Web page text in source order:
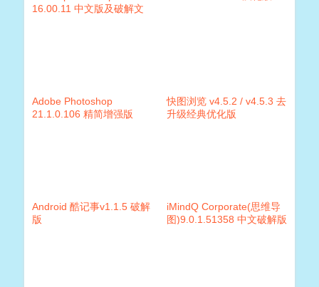
16.00.11 中文版及破解文
Adobe Photoshop
21.1.0.106 精简增强版
快图浏览 v4.5.2 / v4.5.3 去
升级经典优化版
Android 酷记事v1.1.5 破解
版
iMindQ Corporate(思维导
图)9.0.1.51358 中文破解版